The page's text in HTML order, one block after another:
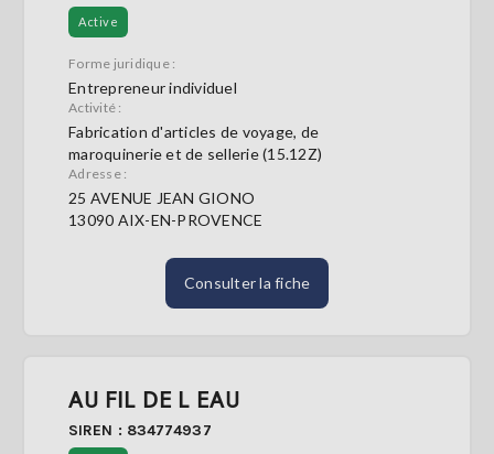
Active
Forme juridique :
Entrepreneur individuel
Activité :
Fabrication d'articles de voyage, de
maroquinerie et de sellerie (15.12Z)
Adresse :
25 AVENUE JEAN GIONO
13090 AIX-EN-PROVENCE
Consulter la fiche
AU FIL DE L EAU
SIREN : 834774937